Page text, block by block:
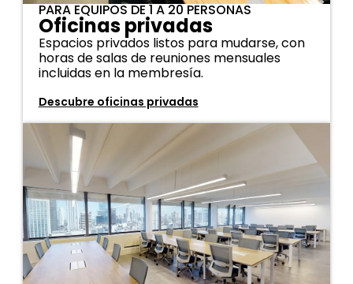
PARA EQUIPOS DE 1 A 20 PERSONAS
Oficinas privadas
Espacios privados listos para mudarse, con
horas de salas de reuniones mensuales
incluidas en la membresía.
Descubre oficinas privadas